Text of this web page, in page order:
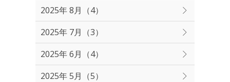
2025年 8月（4）
2025年 7月（3）
2025年 6月（4）
2025年 5月（5）